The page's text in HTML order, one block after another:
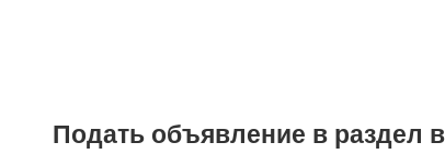
Подать объявление в раздел